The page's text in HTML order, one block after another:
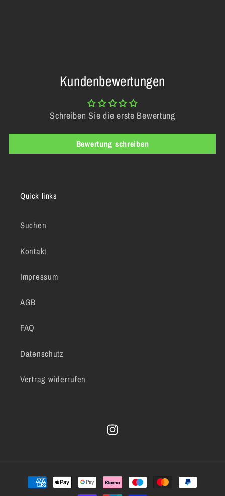
Kundenbewertungen
Schreiben Sie die erste Bewertung
Bewertung schreiben
Quick links
Suchen
Kontakt
Impressum
AGB
FAQ
Datenschutz
Vertrag widerrufen
Instagram
Zahlungsmethoden